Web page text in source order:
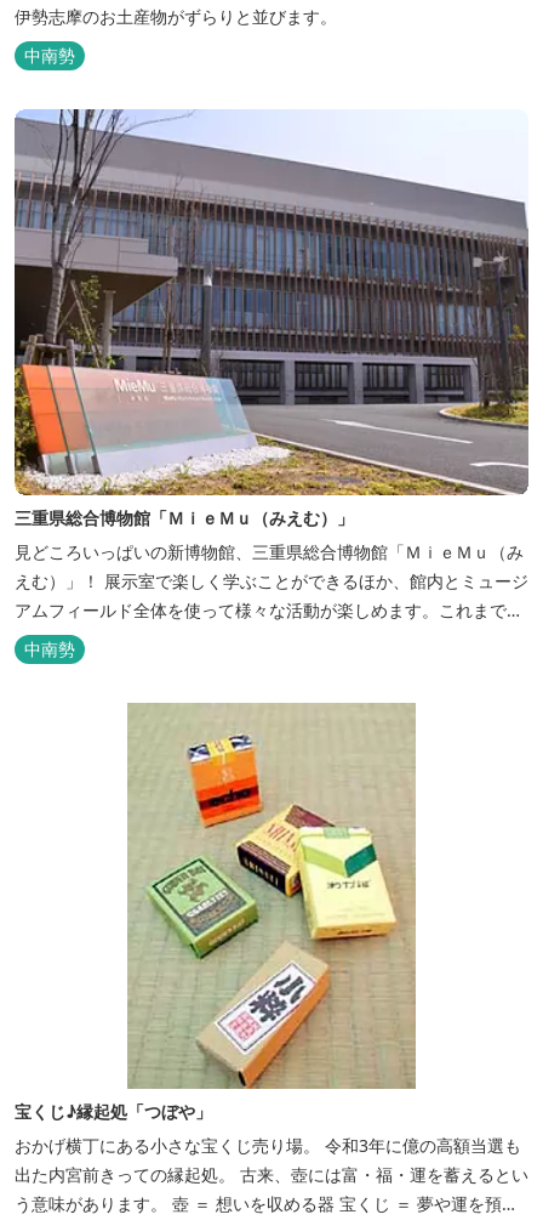
伊勢志摩のお土産物がずらりと並びます。
中南勢
三重県総合博物館「ＭｉｅＭｕ（みえむ）」
見どころいっぱいの新博物館、三重県総合博物館「ＭｉｅＭｕ（み
えむ）」！ 展示室で楽しく学ぶことができるほか、館内とミュージ
アムフィールド全体を使って様々な活動が楽しめます。これまでと
は違った博物館に是非お越しください。 基本展示室では、大杉谷・
大台ヶ原、鈴鹿山脈、伊勢湾、熊野灘に代表される三重の特徴的な
自然環境を四隅に配置し、その中で育まれた人・モノ・文化の交流
中南勢
宝くじ♪縁起処「つぼや」
おかげ横丁にある小さな宝くじ売り場。 令和3年に億の高額当選も
出た内宮前きっての縁起処。 古来、壺には富・福・運を蓄えるとい
う意味があります。 壺 ＝ 想いを収める器 宝くじ ＝ 夢や運を預け